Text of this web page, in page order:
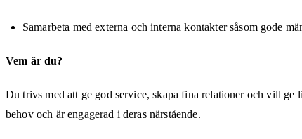
Samarbeta med externa och interna kontakter såsom gode
Vem är du?
Du trivs med att ge god service, skapa fina relationer och vill
behov och är engagerad i deras närstående.